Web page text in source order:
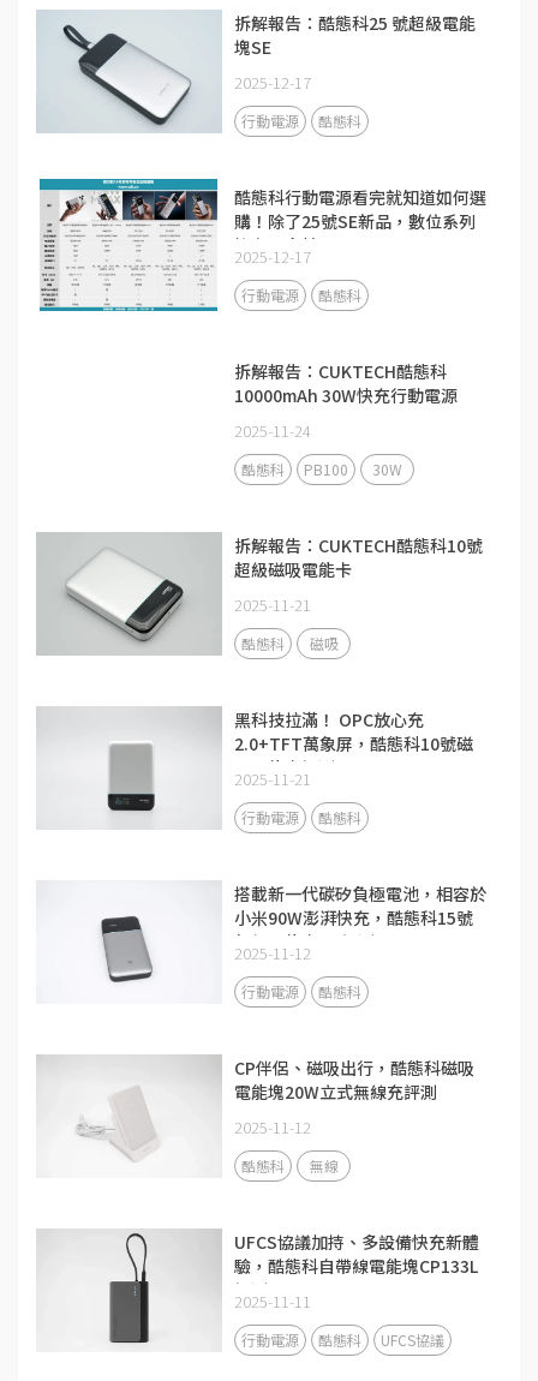
拆解報告：酷態科25 號超級電能
塊SE
2025-12-17
行動電源 酷態科
酷態科行動電源看完就知道如何選
購！除了25號SE新品，數位系列
擁有更多精品
2025-12-17
行動電源 酷態科
拆解報告：CUKTECH酷態科
10000mAh 30W快充行動電源
2025-11-24
酷態科 PB100 30W
拆解報告：CUKTECH酷態科10號
超級磁吸電能卡
2025-11-21
酷態科 磁吸
黑科技拉滿！ OPC放心充
2.0+TFT萬象屏，酷態科10號磁
吸電能卡評測
2025-11-21
行動電源 酷態科
搭載新一代碳矽負極電池，相容於
小米90W澎湃快充，酷態科15號
超級電能卡Air評測
2025-11-12
行動電源 酷態科
CP伴侶、磁吸出行，酷態科磁吸
電能塊20W立式無線充評測
2025-11-12
酷態科 無線
UFCS協議加持、多設備快充新體
驗，酷態科自帶線電能塊CP133L
評測
2025-11-11
行動電源 酷態科 UFCS協議